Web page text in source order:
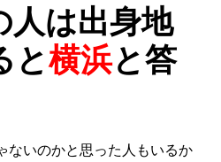
人は出身地
と横浜と答
ないのかと思った人もいるか